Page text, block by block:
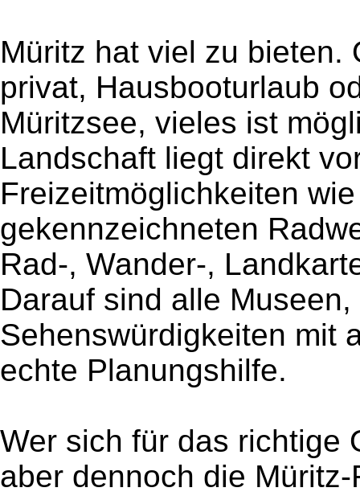
Müritz hat viel zu bieten.
privat, Hausbooturlaub
Müritzsee, vieles ist
Landschaft liegt direkt
Freizeitmöglichkeiten
gekennzeichneten
Rad-, Wander-,
Darauf sind alle
Sehenswürdigkeiten mit
echte Planungshilfe.
Wer sich für das richtige
aber dennoch die